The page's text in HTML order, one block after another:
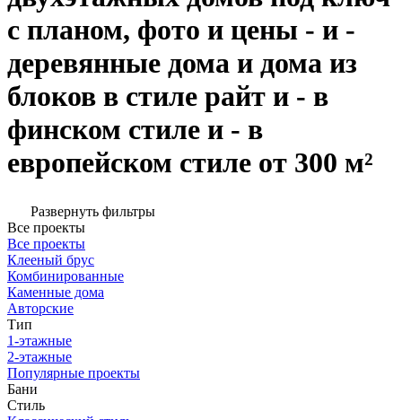
с планом, фото и цены - и -
деревянные дома и дома из
блоков в стиле райт и - в
финском стиле и - в
европейском стиле от 300 м²
Развернуть фильтры
Все проекты
Все проекты
Клееный брус
Комбинированные
Каменные дома
Авторские
Тип
1-этажные
2-этажные
Популярные проекты
Бани
Стиль